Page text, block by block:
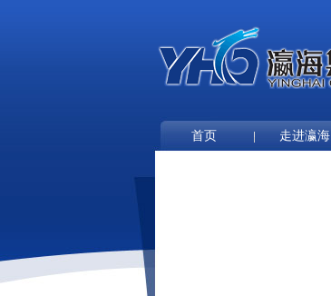
首页 走进瀛海